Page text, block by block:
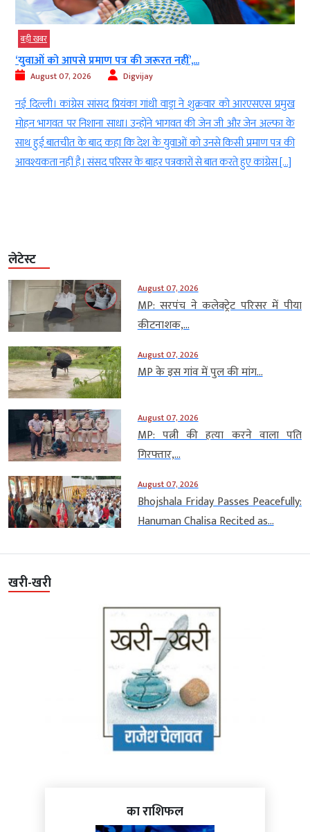
बड़ी खबर
‘युवाओं को आपसे प्रमाण पत्र की जरूरत नहीं’,...
August 07, 2026 Digvijay
नई दिल्ली। कांग्रेस सांसद प्रियंका गांधी वाड्रा ने शुक्रवार को आरएसएस प्रमुख
मोहन भागवत पर निशाना साधा। उन्होंने भागवत की जेन जी और जेन अल्फा के
साथ हुई बातचीत के बाद कहा कि देश के युवाओं को उनसे किसी प्रमाण पत्र की
आवश्यकता नहीं है। संसद परिसर के बाहर पत्रकारों से बात करते हुए कांग्रेस […]
लेटेस्ट
August 07, 2026
MP: सरपंच ने कलेक्ट्रेट परिसर में पीया
कीटनाशक,...
August 07, 2026
MP के इस गांव में पुल की मांग...
August 07, 2026
MP: पत्नी की हत्या करने वाला पति
गिरफ्तार,...
August 07, 2026
Bhojshala Friday Passes Peacefully:
Hanuman Chalisa Recited as...
खरी-खरी
का राशिफल